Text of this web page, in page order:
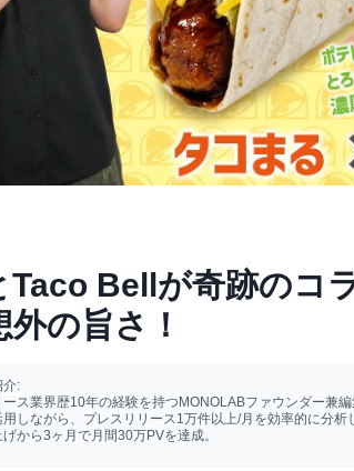
Taco Bellが奇跡のコ
外の旨さ！
介:
ース業界歴10年の経験を持つMONOLABファウンダー兼
用しながら、プレスリリース1万件以上/月を効率的に分
から3ヶ月で月間30万PVを達成。